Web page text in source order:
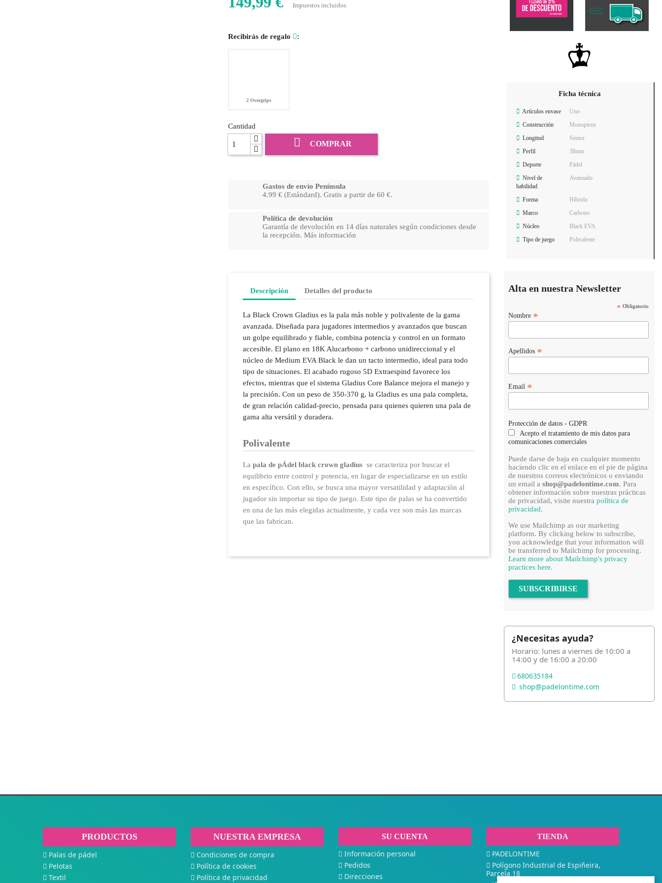
Impuestos incluidos
Recibirás de regalo :
2 Overgrips
Cantidad
 COMPRAR
Gastos de envío Península
4.99 € (Estándard). Gratis a partir de 60 €.
Política de devolución
Garantía de devolución en 14 días naturales según condiciones desde
la recepción. Más información
Descripción Detalles del producto
La Black Crown Gladius es la pala más noble y polivalente de la gama
avanzada. Diseñada para jugadores intermedios y avanzados que buscan
un golpe equilibrado y fiable, combina potencia y control en un formato
accesible. El plano en 18K Alucarbono + carbono unidireccional y el
núcleo de Medium EVA Black le dan un tacto intermedio, ideal para todo
tipo de situaciones. El acabado rugoso 5D Extraespind favorece los
efectos, mientras que el sistema Gladius Core Balance mejora el manejo y
la precisión. Con un peso de 350-370 g, la Gladius es una pala completa,
de gran relación calidad-precio, pensada para quienes quieren una pala de
gama alta versátil y duradera.
Polivalente
La pala de pÁdel black crown gladius se caracteriza por buscar el
equilibrio entre control y potencia, en lugar de especializarse en un estilo
en específico. Con ello, se busca una mayor versatilidad y adaptación al
jugador sin importar su tipo de juego. Este tipo de palas se ha convertido
en una de las más elegidas actualmente, y cada vez son más las marcas
que las fabrican.
Ficha técnica
Artículos envase
Uno
Construcción
Monopieza
Longitud
Senior
Perfil
38mm
Deporte
Pádel
Nivel de
habilidad
Avanzado
Forma
Híbrida
Marco
Carbono
Núcleo
Black EVA
Tipo de juego
Polivalente
Alta en nuestra Newsletter
* Obligatorio
Nombre *
Apellidos *
Email *
Protección de datos - GDPR
Acepto el tratamiento de mis datos para
comunicaciones comerciales
Puede darse de baja en cualquier momento
haciendo clic en el enlace en el pie de página
de nuestros correos electrónicos o enviando
un email ashop@padelontime.com. Para
obtener información sobre nuestras prácticas
de privacidad, visite nuestrapolítica de
privacidad.
We use Mailchimp as our marketing
platform. By clicking below to subscribe,
you acknowledge that your information will
be transferred to Mailchimp for processing.
Learn more about Mailchimp's privacy
practices here.
¿Necesitas ayuda?
Horario: lunes a viernes de 10:00 a
14:00 y de 16:00 a 20:00
680635184
shop@padelontime.com
PRODUCTOS
Palas de pádel
Pelotas
Textil
NUESTRA EMPRESA
Condiciones de compra
Política de cookies
Política de privacidad
SU CUENTA
Información personal
Pedidos
Direcciones
TIENDA
PADELONTIME
Polígono Industrial de Espiñeira,
Parcela 18